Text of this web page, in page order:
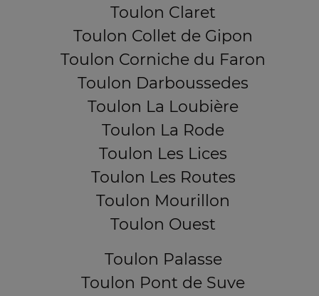
Toulon Claret
Toulon Collet de Gipon
Toulon Corniche du Faron
Toulon Darboussedes
Toulon La Loubière
Toulon La Rode
Toulon Les Lices
Toulon Les Routes
Toulon Mourillon
Toulon Ouest
Toulon Palasse
Toulon Pont de Suve